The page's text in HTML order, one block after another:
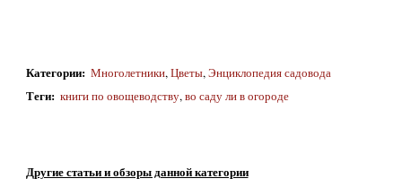
Категории: Многолетники,Цветы,Энциклопедия садовода
Теги: книги по овощеводству,во саду ли в огороде
Другие статьи и обзоры данной категории